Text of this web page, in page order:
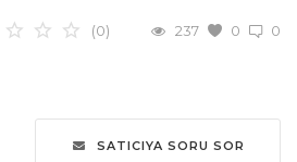
0
(0) 0
237
SATICIYA SORU SOR